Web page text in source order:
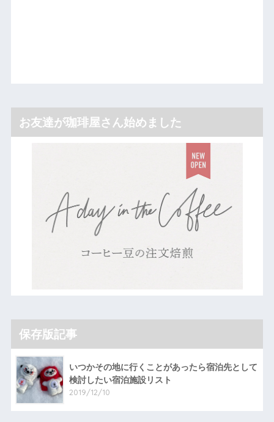
お友達が珈琲屋さん始めました
保存版記事
いつかその地に行くことがあったら宿泊先として
検討したい宿泊施設リスト
2019/12/10